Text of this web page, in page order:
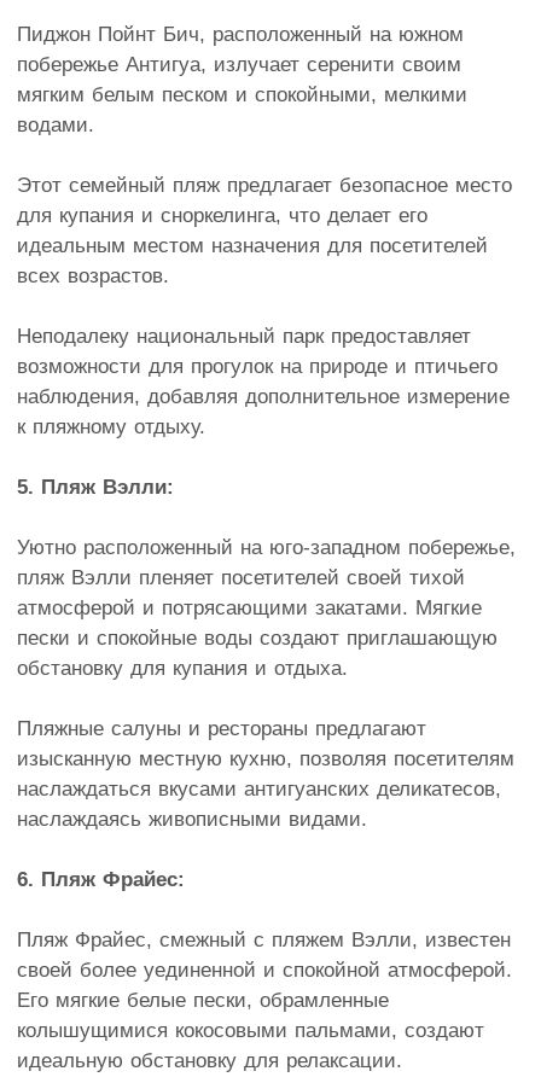
Пиджон Пойнт Бич, расположенный на южном
побережье Антигуа, излучает серенити своим
мягким белым песком и спокойными, мелкими
водами.
Этот семейный пляж предлагает безопасное место
для купания и сноркелинга, что делает его
идеальным местом назначения для посетителей
всех возрастов.
Неподалеку национальный парк предоставляет
возможности для прогулок на природе и птичьего
наблюдения, добавляя дополнительное измерение
к пляжному отдыху.
5. Пляж Вэлли:
Уютно расположенный на юго-западном побережье,
пляж Вэлли пленяет посетителей своей тихой
атмосферой и потрясающими закатами. Мягкие
пески и спокойные воды создают приглашающую
обстановку для купания и отдыха.
Пляжные салуны и рестораны предлагают
изысканную местную кухню, позволяя посетителям
наслаждаться вкусами антигуанских деликатесов,
наслаждаясь живописными видами.
6. Пляж Фрайес:
Пляж Фрайес, смежный с пляжем Вэлли, известен
своей более уединенной и спокойной атмосферой.
Его мягкие белые пески, обрамленные
колышущимися кокосовыми пальмами, создают
идеальную обстановку для релаксации.